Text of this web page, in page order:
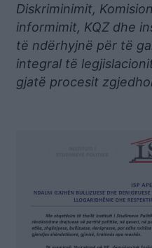
Diskriminimit,
informimit, KQZ dhe
të ndërhyjnë për të
integral të
gjatë procesit